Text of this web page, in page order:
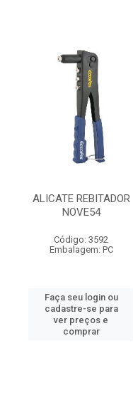
ALICATE REBITADOR
NOVE54
Código: 3592
Embalagem: PC
Faça seu login ou
cadastre-se para
ver preços e
comprar